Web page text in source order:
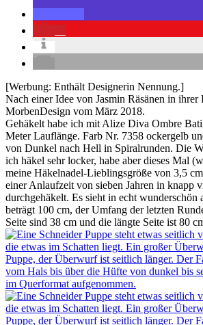
[Werbung: Enthält Designerin Nennung.]
Nach einer Idee von Jasmin Räsänen in ihrer
MorbenDesign vom März 2018.
Gehäkelt habe ich mit Alize Diva Ombre
Meter Lauflänge. Farb Nr. 7358 ockergelb
von Dunkel nach Hell in Spiralrunden. Die
ich häkel sehr locker, habe aber dieses Mal
meine Häkelnadel-Lieblingsgröße von 3,5
einer Anlaufzeit von sieben Jahren in knapp
durchgehäkelt. Es sieht in echt
beträgt 100 cm, der Umfang der letzten
Seite sind 38 cm und die längte Seite ist 80